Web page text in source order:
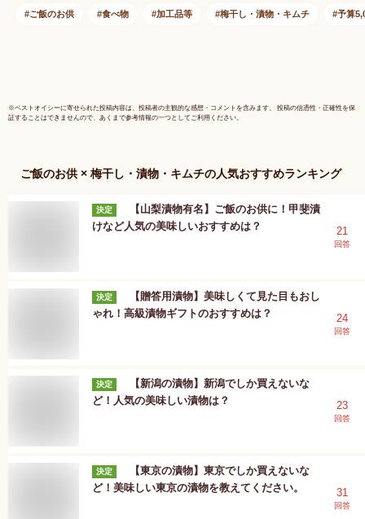
品 買い回り ポイン
ご飯のお供 食べ物 加工品等 梅干し・漬物・キムチ 予算
※ベストオイシーに寄せられた投稿内容は、投稿者の主観的な感想・コメントを含みます。 投稿の信憑性・正確性を保
証することはできませんので、あくまで参考情報の一つとしてご利用ください。
ご飯のお供 × 梅干し・漬物・キムチの人気おすすめランキング
決定
【山梨漬物有名】ご飯のお供に！甲斐漬
けなど人気の美味しいおすすめは？
21
回答
決定
【贈答用漬物】美味しくて見た目もおし
ゃれ！高級漬物ギフトのおすすめは？
24
回答
決定
【新潟の漬物】新潟でしか買えないな
ど！人気の美味しい漬物は？
23
回答
決定
【東京の漬物】東京でしか買えないな
ど！美味しい東京の漬物を教えてください。
31
回答